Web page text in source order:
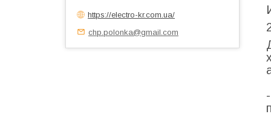
https://electro-kr.com.ua/
chp.polonka@gmail.com